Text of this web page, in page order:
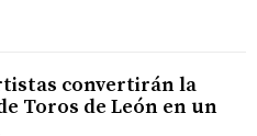
convertirán la
Toros de León en un